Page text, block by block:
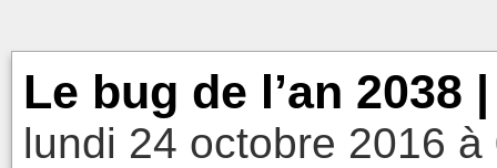
Le bug de l’an 2038
lundi 24 octobre 2016 à